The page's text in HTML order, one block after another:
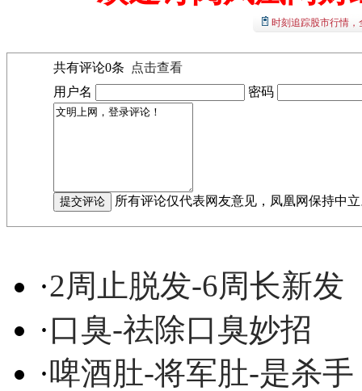
时刻追踪股市行情
共有评论0条
点击查看
用户名
密码
所有评论仅代表网友意见，凤凰网保持中
·2周止脱发-6周长新发
·口臭-祛除口臭妙招
·啤酒肚-将军肚-是杀手